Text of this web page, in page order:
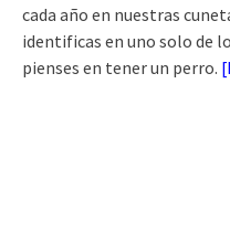
cada año en nuestras
identificas en uno solo de
pienses en tener un perro. [